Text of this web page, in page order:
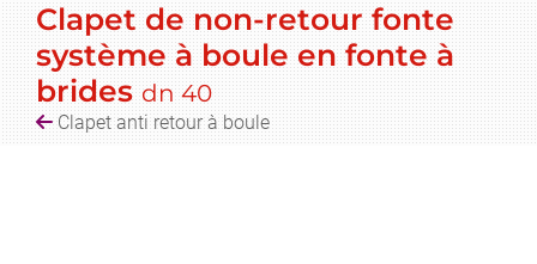
Clapet de non-retour fonte
système à boule en fonte à
bridesdn 40
Clapet anti retour à boule